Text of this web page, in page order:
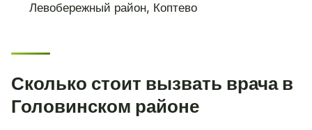
Левобережный район, Коптево
Сколько стоит вызвать врача в
Головинском районе